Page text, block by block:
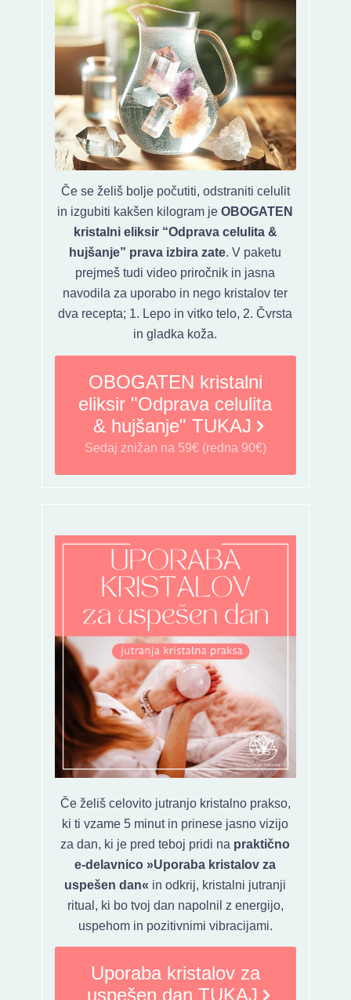
Če se želiš bolje počutiti, odstraniti celulit
in izgubiti kakšen kilogram jeOBOGATEN
kristalni eliksir “Odprava celulita &
hujšanje” prava izbira zate. V paketu
prejmeš tudi video priročnik in jasna
navodila za uporabo in nego kristalov ter
dva recepta; 1. Lepo in vitko telo, 2. Čvrsta
in gladka koža.
OBOGATEN kristalni
eliksir "Odprava celulita
& hujšanje" TUKAJ
Sedaj znižan na 59€ (redna 90€)
Če želiš celovito jutranjo kristalno prakso,
ki ti vzame 5 minut in prinese jasno vizijo
za dan, ki je pred teboj pridi na praktično
e-delavnico »Uporaba kristalov za
uspešen dan« in odkrij, kristalni jutranji
ritual, ki bo tvoj dan napolnil z energijo,
uspehom in pozitivnimi vibracijami.
Uporaba kristalov za
uspešen dan TUKAJ